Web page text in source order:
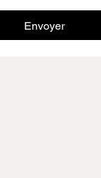
Envoyer